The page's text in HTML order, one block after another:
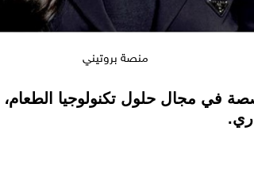
منصة بروتيني